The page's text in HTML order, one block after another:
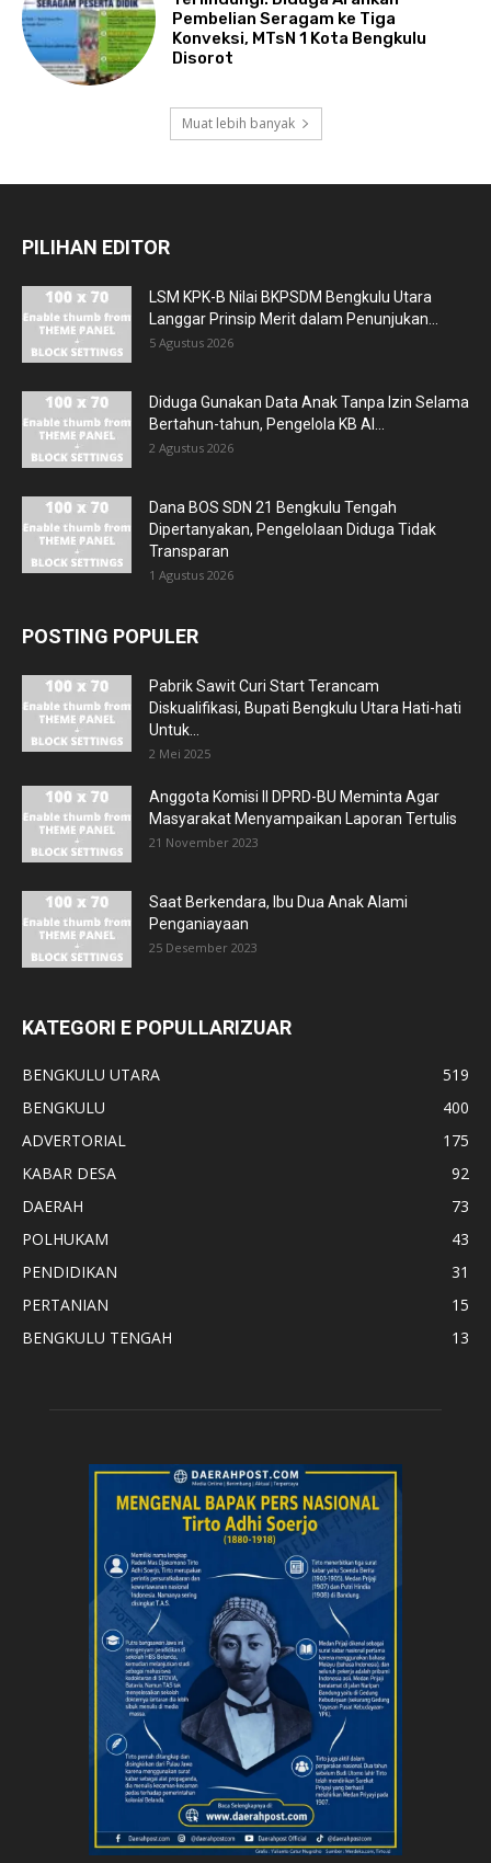
Pembelian Seragam ke Tiga
Konveksi, MTsN 1 Kota Bengkulu
Disorot
Muat lebih banyak
PILIHAN EDITOR
LSM KPK-B Nilai BKPSDM Bengkulu Utara
Langgar Prinsip Merit dalam Penunjukan...
5 Agustus 2026
Diduga Gunakan Data Anak Tanpa Izin Selama
Bertahun-tahun, Pengelola KB Al...
2 Agustus 2026
Dana BOS SDN 21 Bengkulu Tengah
Dipertanyakan, Pengelolaan Diduga Tidak
Transparan
1 Agustus 2026
POSTING POPULER
Pabrik Sawit Curi Start Terancam
Diskualifikasi, Bupati Bengkulu Utara Hati-hati
Untuk...
2 Mei 2025
Anggota Komisi II DPRD-BU Meminta Agar
Masyarakat Menyampaikan Laporan Tertulis
21 November 2023
Saat Berkendara, Ibu Dua Anak Alami
Penganiayaan
25 Desember 2023
KATEGORI E POPULLARIZUAR
BENGKULU UTARA
519
BENGKULU
400
ADVERTORIAL
175
KABAR DESA
92
DAERAH
73
POLHUKAM
43
PENDIDIKAN
31
PERTANIAN
15
BENGKULU TENGAH
13